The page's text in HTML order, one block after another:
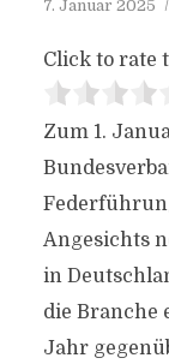
7. Januar 2025
Click to rate
Zum 1.
Angesichts
in
die Branche
Jahr